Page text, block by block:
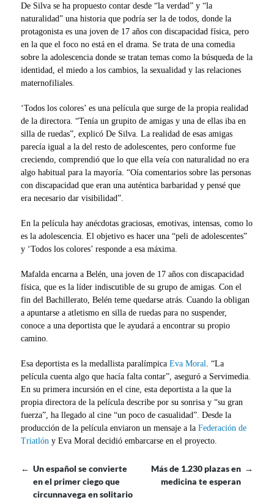
De Silva se ha propuesto contar desde “la verdad” y “la
naturalidad” una historia que podría ser la de todos, donde la
protagonista es una joven de 17 años con discapacidad física, pero
en la que el foco no está en el drama. Se trata de una comedia
sobre la adolescencia donde se tratan temas como la búsqueda de la
identidad, el miedo a los cambios, la sexualidad y las relaciones
maternofiliales.
‘Todos los colores’ es una película que surge de la propia realidad
de la directora. “Tenía un grupito de amigas y una de ellas iba en
silla de ruedas”, explicó De Silva. La realidad de esas amigas
parecía igual a la del resto de adolescentes, pero conforme fue
creciendo, comprendió que lo que ella veía con naturalidad no era
algo habitual para la mayoría. “Oía comentarios sobre las personas
con discapacidad que eran una auténtica barbaridad y pensé que
era necesario dar visibilidad”.
En la película hay anécdotas graciosas, emotivas, intensas, como lo
es la adolescencia. El objetivo es hacer una “peli de adolescentes”
y ‘Todos los colores’ responde a esa máxima.
Mafalda encarna a Belén, una joven de 17 años con discapacidad
física, que es la líder indiscutible de su grupo de amigas. Con el
fin del Bachillerato, Belén teme quedarse atrás. Cuando la obligan
a apuntarse a atletismo en silla de ruedas para no suspender,
conoce a una deportista que le ayudará a encontrar su propio
camino.
Esa deportista es la medallista paralímpicaEva Moral
. “La
película cuenta algo que hacía falta contar”, aseguró a Servimedia.
En su primera incursión en el cine, esta deportista a la que la
propia directora de la película describe por su sonrisa y “su gran
fuerza”, ha llegado al cine “un poco de casualidad”. Desde la
producción de la película enviaron un mensaje a la Federación de
Triatlón y Eva Moral decidió embarcarse en el proyecto.
← Un español se convierte
en el primer ciego que
circunnavega en solitario
Más de 1.230 plazas en
medicina te esperan
→